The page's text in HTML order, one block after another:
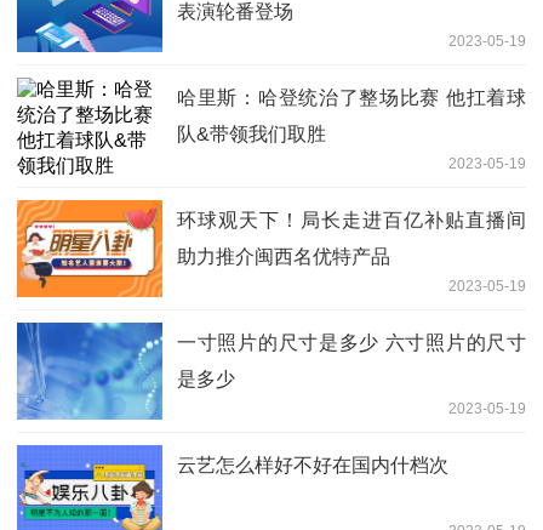
表演轮番登场
2023-05-19
哈里斯：哈登统治了整场比赛 他扛着球
队&带领我们取胜
2023-05-19
环球观天下！局长走进百亿补贴直播间
助力推介闽西名优特产品
2023-05-19
一寸照片的尺寸是多少 六寸照片的尺寸
是多少
2023-05-19
云艺怎么样好不好在国内什档次